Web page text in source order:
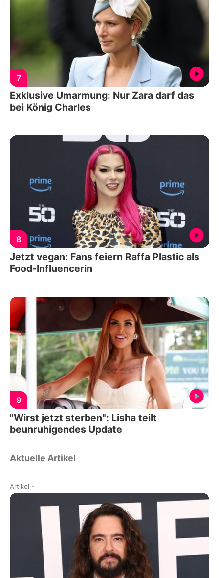
7
Exklusive Umarmung: Nur Zara darf das
bei König Charles
8
Jetzt vegan: Fans feiern Raffa Plastic als
Food-Influencerin
9
"Wirst jetzt sterben": Lisha teilt
beunruhigendes Update
Aktuelle Artikel
Artikel -